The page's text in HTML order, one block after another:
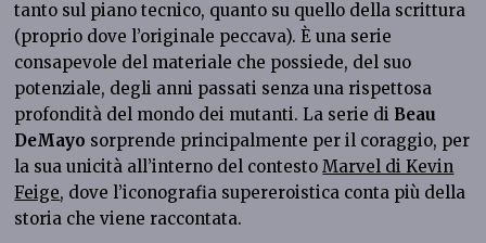
tanto sul piano tecnico, quanto su quello della scrittura
(proprio dove l’originale peccava). È una serie
consapevole del materiale che possiede, del suo
potenziale, degli anni passati senza una rispettosa
profondità del mondo dei mutanti. La serie di Beau
DeMayo sorprende principalmente per il coraggio, per
la sua unicità all’interno del contestoMarvel di Kevin
Feige, dove l’iconografia supereroistica conta più della
storia che viene raccontata.